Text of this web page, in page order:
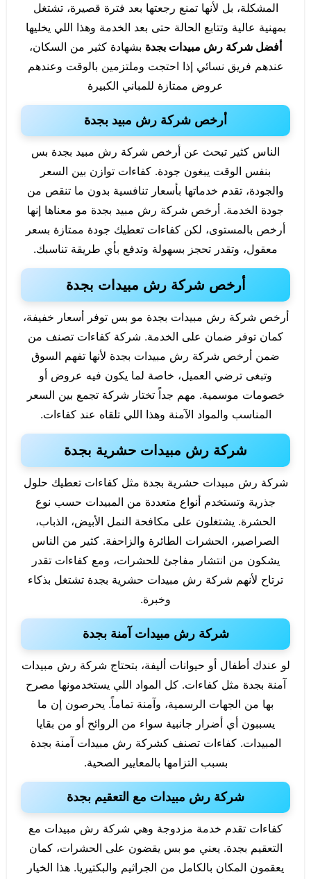
المشكلة، بل لأنها تمنع رجعتها بعد فترة قصيرة، تشتغل
بمهنية عالية وتتابع الحالة حتى بعد الخدمة وهذا اللي يخليها
أفضل شركة رش مبيدات بجدة بشهادة كثير من السكان،
عندهم فريق نسائي إذا احتجت وملتزمين بالوقت وعندهم
عروض ممتازة للمباني الكبيرة
أرخص شركة رش مبيد بجدة
الناس كثير تبحث عن أرخص شركة رش مبيد بجدة بس
بنفس الوقت يبغون جودة. كفاءات توازن بين السعر
والجودة، تقدم خدماتها بأسعار تنافسية بدون ما تنقص من
جودة الخدمة. أرخص شركة رش مبيد بجدة مو معناها إنها
أرخص بالمستوى، لكن كفاءات تعطيك جودة ممتازة بسعر
معقول، وتقدر تحجز بسهولة وتدفع بأي طريقة تناسبك.
أرخص شركة رش مبيدات بجدة
أرخص شركة رش مبيدات بجدة مو بس توفر أسعار خفيفة،
كمان توفر ضمان على الخدمة. شركة كفاءات تصنف من
ضمن أرخص شركة رش مبيدات بجدة لأنها تفهم السوق
وتبغى ترضي العميل، خاصة لما يكون فيه عروض أو
خصومات موسمية. مهم جداً تختار شركة تجمع بين السعر
المناسب والمواد الآمنة وهذا اللي تلقاه عند كفاءات.
شركة رش مبيدات حشرية بجدة
شركة رش مبيدات حشرية بجدة مثل كفاءات تعطيك حلول
جذرية وتستخدم أنواع متعددة من المبيدات حسب نوع
الحشرة. يشتغلون على مكافحة النمل الأبيض، الذباب،
الصراصير، الحشرات الطائرة والزاحفة. كثير من الناس
يشكون من انتشار مفاجئ للحشرات، ومع كفاءات تقدر
ترتاح لأنهم شركة رش مبيدات حشرية بجدة تشتغل بذكاء
وخبرة.
شركة رش مبيدات آمنة بجدة
لو عندك أطفال أو حيوانات أليفة، بتحتاج شركة رش مبيدات
آمنة بجدة مثل كفاءات. كل المواد اللي يستخدمونها مصرح
بها من الجهات الرسمية، وآمنة تماماً. يحرصون إن ما
يسببون أي أضرار جانبية سواء من الروائح أو من بقايا
المبيدات. كفاءات تصنف كشركة رش مبيدات آمنة بجدة
بسبب التزامها بالمعايير الصحية.
شركة رش مبيدات مع التعقيم بجدة
كفاءات تقدم خدمة مزدوجة وهي شركة رش مبيدات مع
التعقيم بجدة. يعني مو بس يقضون على الحشرات، كمان
يعقمون المكان بالكامل من الجراثيم والبكتيريا. هذا الخيار